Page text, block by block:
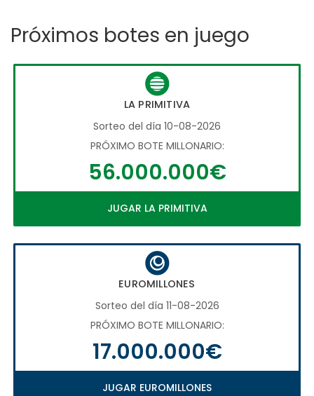
Próximos botes en juego
LA PRIMITIVA
Sorteo del día 10-08-2026
PRÓXIMO BOTE MILLONARIO:
56.000.000€
JUGAR LA PRIMITIVA
EUROMILLONES
Sorteo del día 11-08-2026
PRÓXIMO BOTE MILLONARIO:
17.000.000€
JUGAR EUROMILLONES